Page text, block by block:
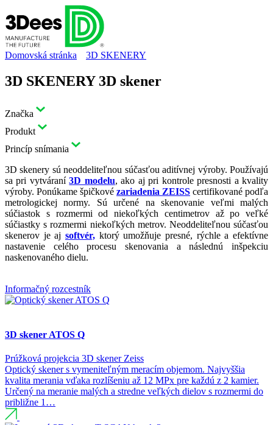
Domovská stránka 3D SKENERY
3D SKENERY 3D skener
Značka
Produkt
Princíp snímania
3D skenery sú neoddeliteľnou súčasťou aditívnej výroby. Používajú
sa pri vytváraní3D modelu, ako aj pri kontrole presnosti a kvality
výroby. Ponúkame špičkové zariadenia ZEISS certifikované podľa
metrologickej normy. Sú určené na skenovanie veľmi malých
súčiastok s rozmermi od niekoľkých centimetrov až po veľké
súčiastky s rozmermi niekoľkých metrov. Neoddeliteľnou súčasťou
skenerov je aj softvér, ktorý umožňuje presné, rýchle a efektívne
nastavenie celého procesu skenovania a následnú inšpekciu
naskenovaného dielu.
Informačný rozcestník
3D skener ATOS Q
Prúžková projekcia 3D skener Zeiss
Optický skener s vymeniteľným meracím objemom. Najvyššia
kvalita merania vďaka rozlíšeniu až 12 MPx pre každú z 2 kamier.
Určený na meranie malých a stredne veľkých dielov s rozmermi do
približne 1…